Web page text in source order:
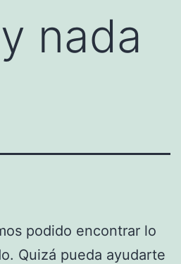
nada
podido encontrar lo
Quizá pueda ayudarte